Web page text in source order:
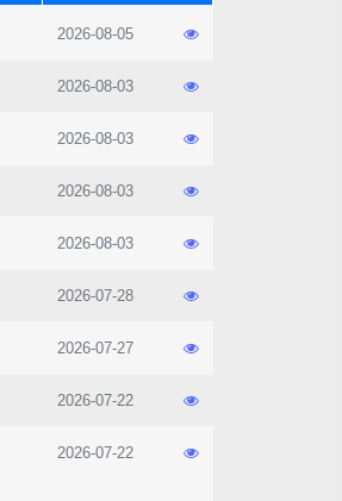
2026-08-05
2026-08-03
2026-08-03
2026-08-03
2026-08-03
2026-07-28
2026-07-27
2026-07-22
2026-07-22